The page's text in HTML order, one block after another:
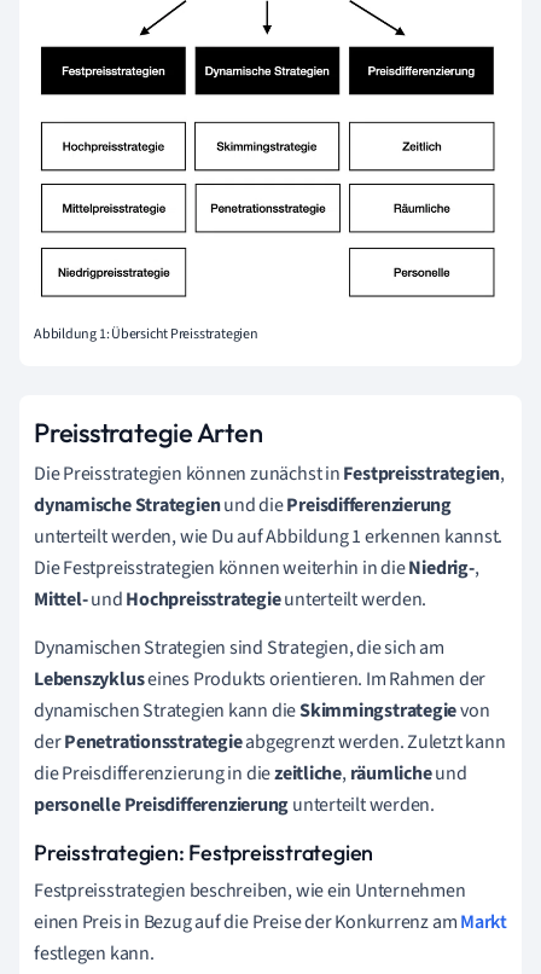
Abbildung 1: Übersicht Preisstrategien
Preisstrategie Arten
Die Preisstrategien können zunächst inFestpreisstrategien,
dynamische Strategienund diePreisdifferenzierung
unterteilt werden, wie Du auf Abbildung 1 erkennen kannst.
Die Festpreisstrategien können weiterhin in dieNiedrig-,
Mittel-undHochpreisstrategieunterteilt werden.
Dynamischen Strategien sind Strategien, die sich am
Lebenszykluseines Produkts orientieren. Im Rahmen der
dynamischen Strategien kann dieSkimmingstrategievon
derPenetrationsstrategieabgegrenzt werden. Zuletzt kann
die Preisdifferenzierung in diezeitliche,räumlicheund
personellePreisdifferenzierungunterteilt werden.
Preisstrategien: Festpreisstrategien
Festpreisstrategien beschreiben, wie ein Unternehmen
einen Preis in Bezug auf die Preise der Konkurrenz amMarkt
festlegen kann.